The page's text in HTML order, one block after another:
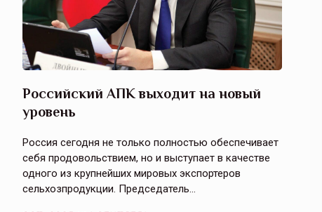
Российский АПК выходит на новый
уровень
Россия сегодня не только полностью обеспечивает
себя продовольствием, но и выступает в качестве
одного из крупнейших мировых экспортеров
сельхозпродукции. Председатель…